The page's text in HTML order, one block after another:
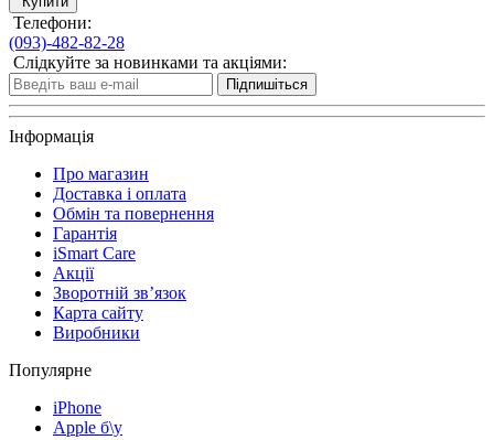
Телефони:
(093)-482-82-28
Слідкуйте за новинками та акціями:
Підпишіться
Інформація
Про магазин
Доставка і оплата
Обмін та повернення
Гарантія
iSmart Care
Акції
Зворотній зв’язок
Карта сайту
Виробники
Популярне
iPhone
Apple б\у